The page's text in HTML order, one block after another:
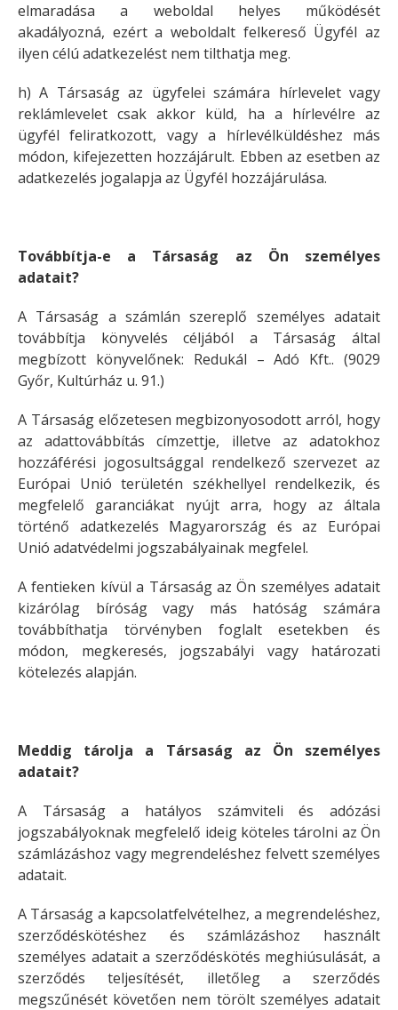
elmaradása a weboldal helyes működését
akadályozná, ezért a weboldalt felkereső Ügyfél az
ilyen célú adatkezelést nem tilthatja meg.
h) A Társaság az ügyfelei számára hírlevelet vagy
reklámlevelet csak akkor küld, ha a hírlevélre az
ügyfél feliratkozott, vagy a hírlevélküldéshez más
módon, kifejezetten hozzájárult. Ebben az esetben az
adatkezelés jogalapja az Ügyfél hozzájárulása.
Továbbítja-e a Társaság az Ön személyes
adatait?
A Társaság a számlán szereplő személyes adatait
továbbítja könyvelés céljából a Társaság által
megbízott könyvelőnek: Redukál – Adó Kft.. (9029
Győr, Kultúrház u. 91.)
A Társaság előzetesen megbizonyosodott arról, hogy
az adattovábbítás címzettje, illetve az adatokhoz
hozzáférési jogosultsággal rendelkező szervezet az
Európai Unió területén székhellyel rendelkezik, és
megfelelő garanciákat nyújt arra, hogy az általa
történő adatkezelés Magyarország és az Európai
Unió adatvédelmi jogszabályainak megfelel.
A fentieken kívül a Társaság az Ön személyes adatait
kizárólag bíróság vagy más hatóság számára
továbbíthatja törvényben foglalt esetekben és
módon, megkeresés, jogszabályi vagy határozati
kötelezés alapján.
Meddig tárolja a Társaság az Ön személyes
adatait?
A Társaság a hatályos számviteli és adózási
jogszabályoknak megfelelő ideig köteles tárolni az Ön
számlázáshoz vagy megrendeléshez felvett személyes
adatait.
A Társaság a kapcsolatfelvételhez, a megrendeléshez,
szerződéskötéshez és számlázáshoz használt
személyes adatait a szerződéskötés meghiúsulását, a
szerződés teljesítését, illetőleg a szerződés
megszűnését követően nem törölt személyes adatait